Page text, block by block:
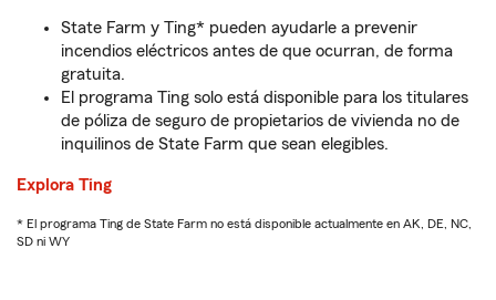
State Farm y Ting* pueden ayudarle a prevenir
incendios eléctricos antes de que ocurran, de forma
gratuita.
El programa Ting solo está disponible para los titulares
de póliza de seguro de propietarios de vivienda no de
inquilinos de State Farm que sean elegibles.
Explora Ting
* El programa Ting de State Farm no está disponible actualmente en AK, DE, NC,
SD ni WY